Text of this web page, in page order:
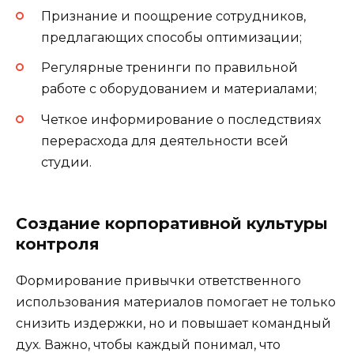
Признание и поощрение сотрудников,
предлагающих способы оптимизации;
Регулярные тренинги по правильной
работе с оборудованием и материалами;
Четкое информирование о последствиях
перерасхода для деятельности всей
студии.
Создание корпоративной культуры
контроля
Формирование привычки ответственного
использования материалов помогает не только
снизить издержки, но и повышает командный
дух. Важно, чтобы каждый понимал, что